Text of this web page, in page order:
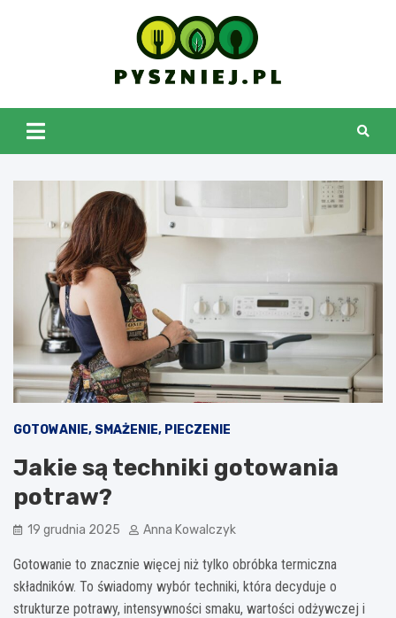
pyszniej.pl
GOTOWANIE, SMAŻENIE, PIECZENIE
Jakie są techniki gotowania
potraw?
19 grudnia 2025 Anna Kowalczyk
Gotowanie to znacznie więcej niż tylko obróbka termiczna
składników. To świadomy wybór techniki, która decyduje o
strukturze potrawy, intensywności smaku, wartości odżywczej i